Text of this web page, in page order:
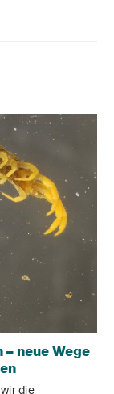
neue Wege